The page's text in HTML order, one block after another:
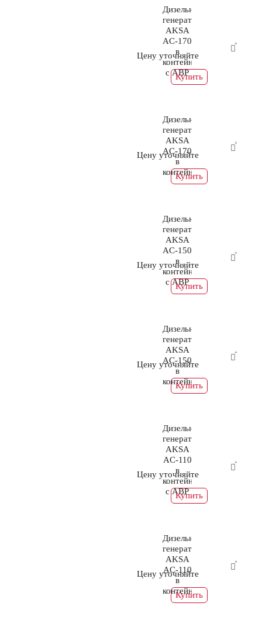
Дизельный
генератор
AKSA
AC-170
в
контейнере
с АВР
Цену уточняйте
Купить
Дизельный
генератор
AKSA
AC-170
в
контейнере
Цену уточняйте
Купить
Дизельный
генератор
AKSA
AC-150
в
контейнере
с АВР
Цену уточняйте
Купить
Дизельный
генератор
AKSA
AC-150
в
контейнере
Цену уточняйте
Купить
Дизельный
генератор
AKSA
AC-110
в
контейнере
с АВР
Цену уточняйте
Купить
Дизельный
генератор
AKSA
AC-110
в
контейнере
Цену уточняйте
Купить